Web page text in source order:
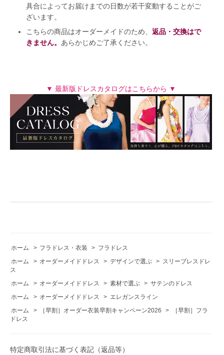
具合によってお届けまでの日数が若干変動することがご
ざいます。
こちらの商品はオーダーメイドのため、 返品・交換はで
きません。 あらかじめご了承ください。
▼ 最新版ドレスカタログはこちらから ▼
ホーム > フラドレス・衣装 > フラドレス
ホーム
> オーダーメイドドレス > デザインで選ぶ > スリーブレスドレ
ス
ホーム
> オーダーメイドドレス > 素材で選ぶ > サテンのドレス
ホーム
> オーダーメイドドレス > エレガンスライン
ホーム
> ［早割］オーダー衣装早割キャンペーン2026 >
［早割］フラ
ドレス
特定商取引法に基づく表記（返品等）